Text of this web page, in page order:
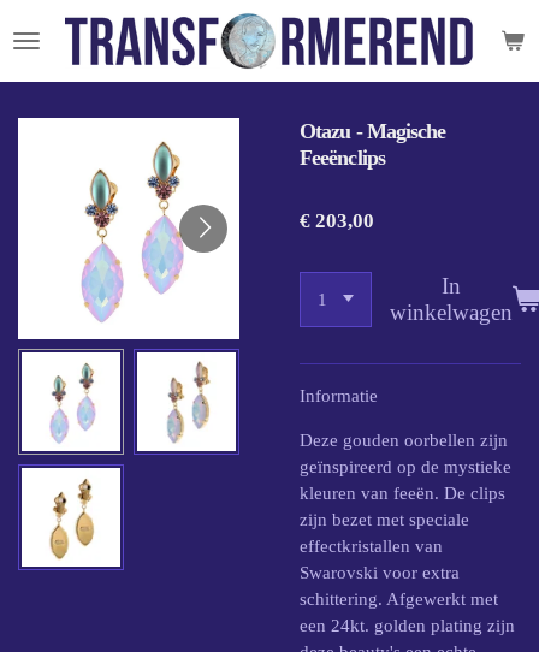
direct
Otazu - Magische
Feeënclips
€ 203,00
In
winkelwagen
Informatie
Deze gouden oorbellen zijn
geïnspireerd op de mystieke
kleuren van feeën. De clips
zijn bezet met speciale
effectkristallen van
Swarovski voor extra
schittering. Afgewerkt met
een 24kt. golden plating zijn